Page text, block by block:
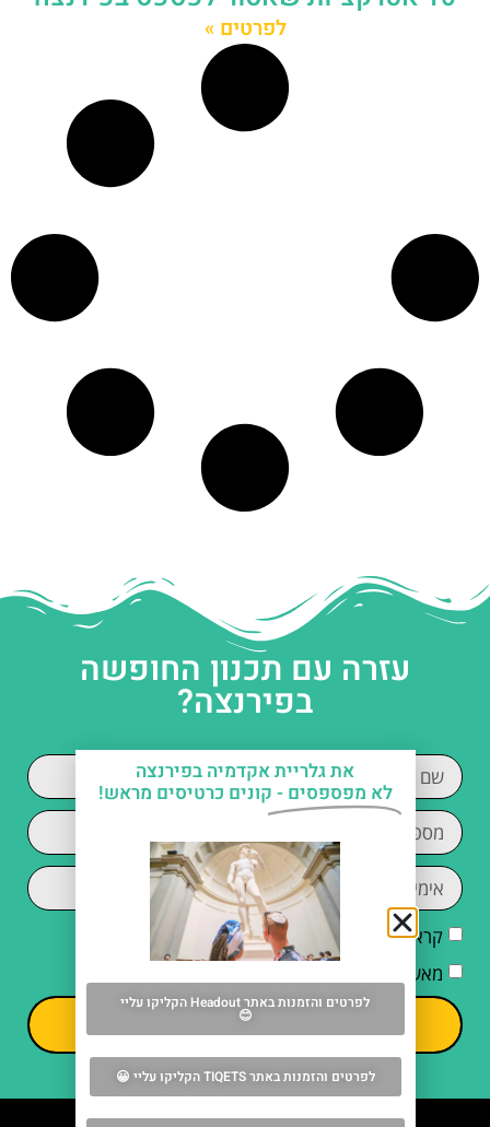
לפרטים »
עזרה עם תכנון החופשה
בפירנצה?
קראתי והסכמתי ל
מדיניות הפרטיות
מאשר/ת קבלת דיוור וחומרים פרסומיים
שליחה
את גלריית אקדמיה בפירנצה
לא מפספסים - קונים כרטיסים מראש!
לפרטים והזמנות באתר Headout הקליקו עליי
😊
לפרטים והזמנות באתר TIQETS הקליקו עליי 😀